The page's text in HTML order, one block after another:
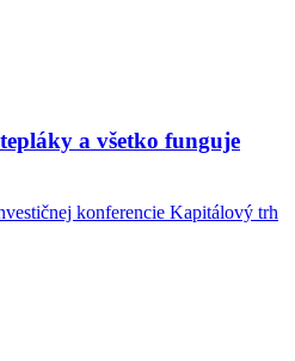
a všetko funguje
konferencie Kapitálový trh